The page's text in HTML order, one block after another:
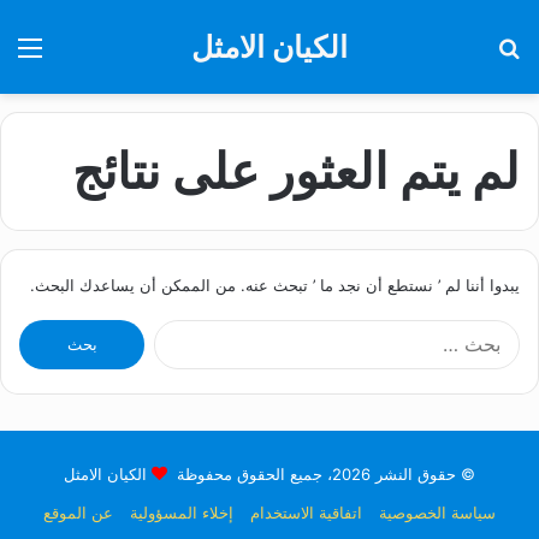
الكيان الامثل
لم يتم العثور على نتائج
يبدوا أننا لم ’ نستطع أن نجد ما ’ تبحث عنه. من الممكن أن يساعدك البحث.
البحث
عن:
© حقوق النشر 2026، جميع الحقوق محفوظة
الكيان الامثل
سياسة الخصوصية
اتفاقية الاستخدام إخلاء المسؤولية
عن الموقع